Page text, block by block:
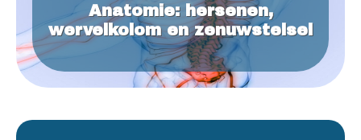
Anatomie: hersenen,
wervelkolom en zenuwstelsel